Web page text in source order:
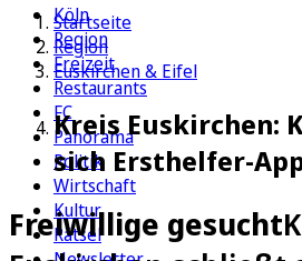
Köln
Region
Freizeit
Restaurants
FC
Panorama
Politik
Wirtschaft
Kultur
Rätsel
Startseite
Region
Euskirchen & Eifel
Kreis Euskirchen:
sich Ersthelfer-
Freiwillige gesucht